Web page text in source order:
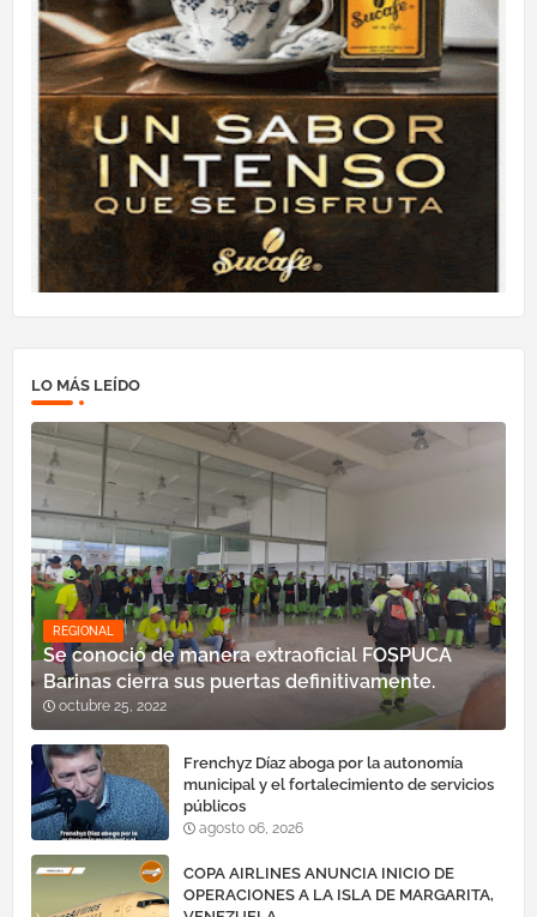
LO MÁS LEÍDO
REGIONAL
Se conoció de manera extraoficial FOSPUCA
Barinas cierra sus puertas definitivamente.
octubre 25, 2022
Frenchyz Díaz aboga por la autonomía
municipal y el fortalecimiento de servicios
públicos
agosto 06, 2026
COPA AIRLINES ANUNCIA INICIO DE
OPERACIONES A LA ISLA DE MARGARITA,